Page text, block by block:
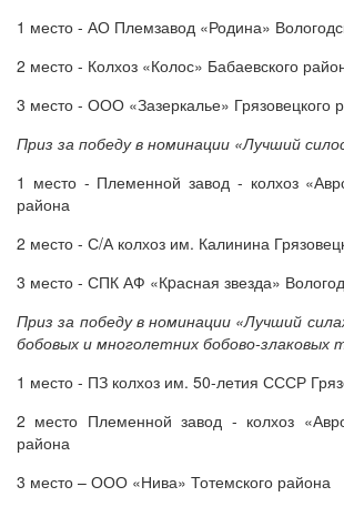
1 место - АО Племзавод «Родина»
2 место - Колхоз «Колос» Бабаевского
3 место - ООО «Зазеркалье» Грязовецкого
Приз за победу в номинации «Лучший
1 место - Племенной завод - колхоз
района
2 место - С/А колхоз им. Калинина
3 место - СПК АФ «Кpасная звезда»
Приз за победу в номинации «Лучший
бобовых и многолетних бобово-злаковых
1 место - ПЗ колхоз им. 50-летия СССР
2 место Племенной завод - колхоз
района
3 место – ООО «Нива» Тотемского района